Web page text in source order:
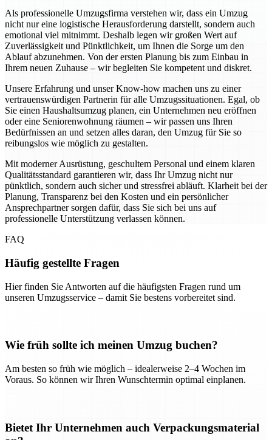
Als professionelle Umzugsfirma verstehen wir, dass ein Umzug
nicht nur eine logistische Herausforderung darstellt, sondern auch
emotional viel mitnimmt. Deshalb legen wir großen Wert auf
Zuverlässigkeit und Pünktlichkeit, um Ihnen die Sorge um den
Ablauf abzunehmen. Von der ersten Planung bis zum Einbau in
Ihrem neuen Zuhause – wir begleiten Sie kompetent und diskret.
Unsere Erfahrung und unser Know-how machen uns zu einer
vertrauenswürdigen Partnerin für alle Umzugssituationen. Egal, ob
Sie einen Haushaltsumzug planen, ein Unternehmen neu eröffnen
oder eine Seniorenwohnung räumen – wir passen uns Ihren
Bedürfnissen an und setzen alles daran, den Umzug für Sie so
reibungslos wie möglich zu gestalten.
Mit moderner Ausrüstung, geschultem Personal und einem klaren
Qualitätsstandard garantieren wir, dass Ihr Umzug nicht nur
pünktlich, sondern auch sicher und stressfrei abläuft. Klarheit bei der
Planung, Transparenz bei den Kosten und ein persönlicher
Ansprechpartner sorgen dafür, dass Sie sich bei uns auf
professionelle Unterstützung verlassen können.
FAQ
Häufig gestellte Fragen
Hier finden Sie Antworten auf die häufigsten Fragen rund um
unseren Umzugsservice – damit Sie bestens vorbereitet sind.
Wie früh sollte ich meinen Umzug buchen?
Am besten so früh wie möglich – idealerweise 2–4 Wochen im
Voraus. So können wir Ihren Wunschtermin optimal einplanen.
Bietet Ihr Unternehmen auch Verpackungsmaterial